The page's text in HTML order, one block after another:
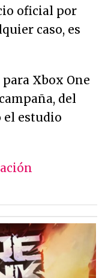
oficial por
caso, es
Xbox One
del
el estudio